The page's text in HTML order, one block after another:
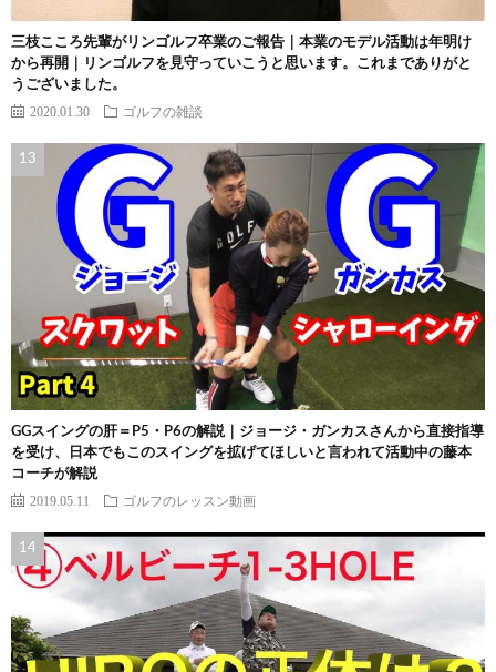
三枝こころ先輩がリンゴルフ卒業のご報告｜本業のモデル活動は年明け
から再開｜リンゴルフを見守っていこうと思います。これまでありがと
うございました。
2020.01.30 ゴルフの雑談
GGスイングの肝＝P5・P6の解説｜ジョージ・ガンカスさんから直接指導
を受け、日本でもこのスイングを拡げてほしいと言われて活動中の藤本
コーチが解説
2019.05.11 ゴルフのレッスン動画